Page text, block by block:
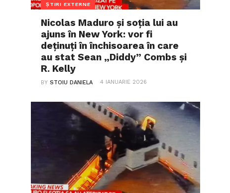
ȘTIRI EXTERNE
Nicolas Maduro și soția lui au
ajuns în New York: vor fi
deținuți în închisoarea în care
au stat Sean „Diddy” Combs și
R. Kelly
BYSTOIU DANIELA 4 IANUARIE 2026